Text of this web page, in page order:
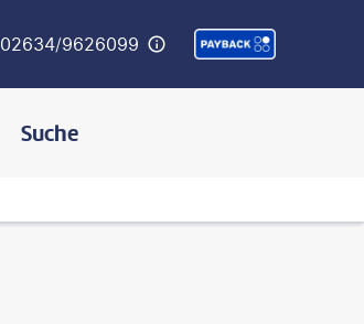
02634/9626099
Suche